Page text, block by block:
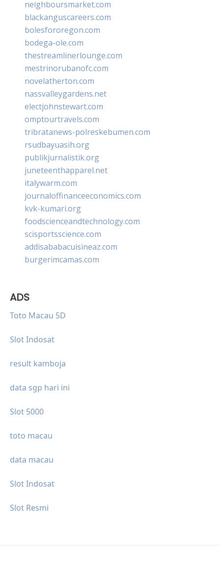
neighboursmarket.com
blackanguscareers.com
bolesfororegon.com
bodega-ole.com
thestreamlinerlounge.com
mestrinorubanofc.com
novelatherton.com
nassvalleygardens.net
electjohnstewart.com
omptourtravels.com
tribratanews-polreskebumen.com
rsudbayuasih.org
publikjurnalistik.org
juneteenthapparel.net
italywarm.com
journaloffinanceeconomics.com
kvk-kumari.org
foodscienceandtechnology.com
scisportsscience.com
addisababacuisineaz.com
burgerimcamas.com
ADS
Toto Macau 5D
Slot Indosat
result kamboja
data sgp hari ini
Slot 5000
toto macau
data macau
Slot Indosat
Slot Resmi